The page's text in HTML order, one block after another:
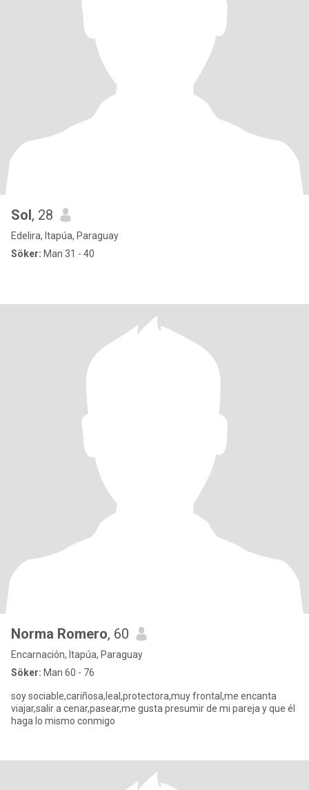
Sol, 28
Edelira, Itapúa, Paraguay
Söker: Man 31 - 40
Norma Romero, 60
Encarnación, Itapúa, Paraguay
Söker: Man 60 - 76
soy sociable,cariñosa,leal,protectora,muy frontal,me encanta
viajar,salir a cenar,pasear,me gusta presumir de mi pareja y que él
haga lo mismo conmigo